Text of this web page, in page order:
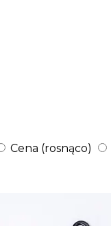
Cena (rosnąco)